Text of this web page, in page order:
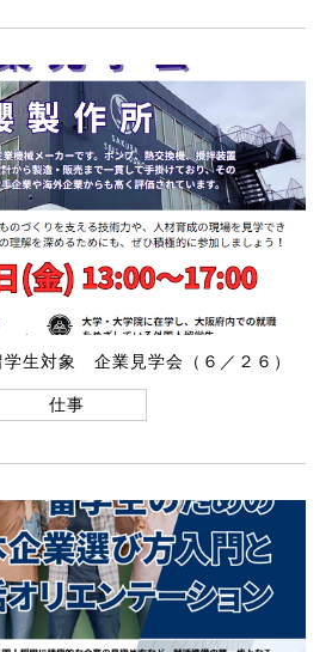
学生対象 企業見学会（６／２６）
仕事